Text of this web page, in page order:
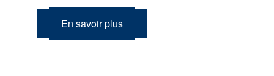
En savoir plus